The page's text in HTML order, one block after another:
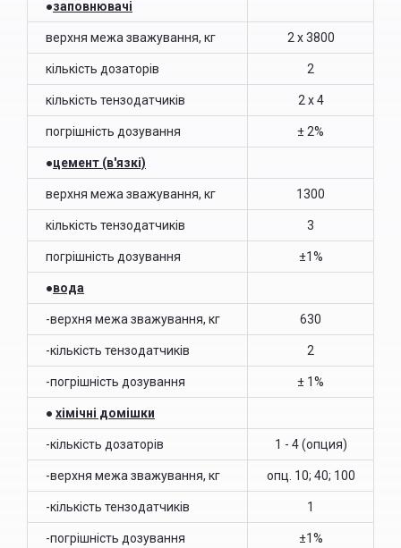
●заповнювачі
верхня межа зважування, кг 2 х 3800
кількість дозаторів 2
кількість тензодатчиків 2 х 4
погрішність дозування ± 2%
●цемент (в'язкі)
верхня межа зважування, кг 1300
кількість тензодатчиків 3
погрішність дозування ±1%
●вода
-верхня межа зважування, кг 630
-кількість тензодатчиків 2
-погрішність дозування ± 1%
● хімічні домішки
-кількість дозаторів 1 - 4 (опция)
-верхня межа зважування, кг опц. 10; 40; 100
-кількість тензодатчиків 1
-погрішність дозування ±1%